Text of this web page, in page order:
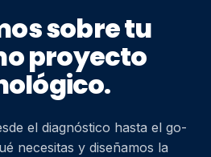
sobre tu
proyecto
el diagnóstico hasta el go-
necesitas y diseñamos la